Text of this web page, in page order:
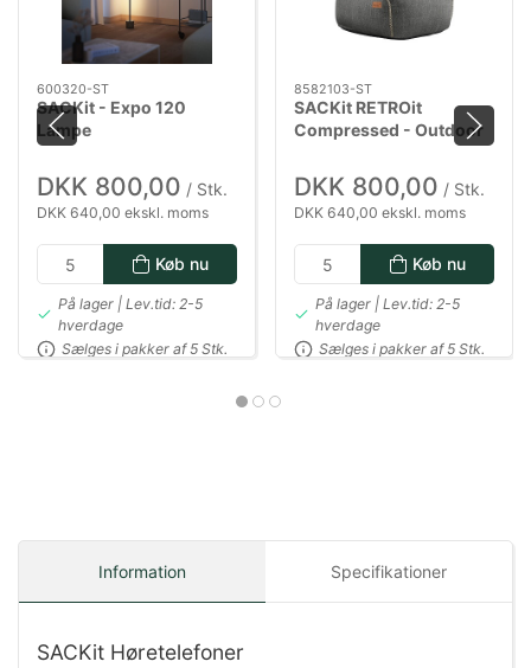
600320-ST
SACKit - Expo 120
Lampe
DKK 800,00 / Stk.
DKK 640,00 ekskl. moms
Køb nu
På lager | Lev.tid: 2-5
hverdage
Sælges i pakker af 5 Stk.
8582103-ST
SACKit RETROit
Compressed - Outdoor
DKK 800,00 / Stk.
DKK 640,00 ekskl. moms
Køb nu
På lager | Lev.tid: 2-5
hverdage
Sælges i pakker af 5 Stk.
Information Specifikationer
SACKit Høretelefoner